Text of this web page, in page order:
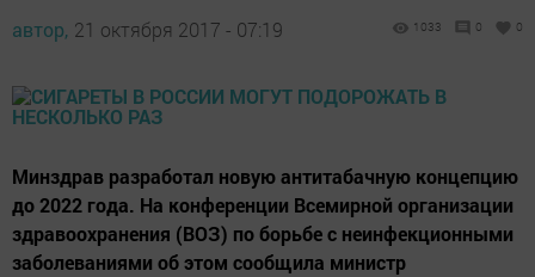
автор, 21 октября 2017 - 07:19 1033 0 0
Минздрав разработал новую антитабачную концепцию
до 2022 года. На конференции Всемирной организации
здравоохранения (ВОЗ) по борьбе с неинфекционными
заболеваниями об этом сообщила министр